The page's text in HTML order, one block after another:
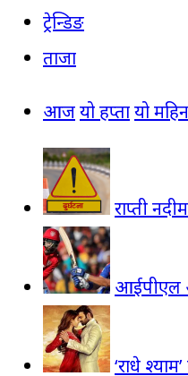
ट्रेन्डिङ
ताजा
आजयो हप्तायो
राप्ती
आईपीएल
‘राधे